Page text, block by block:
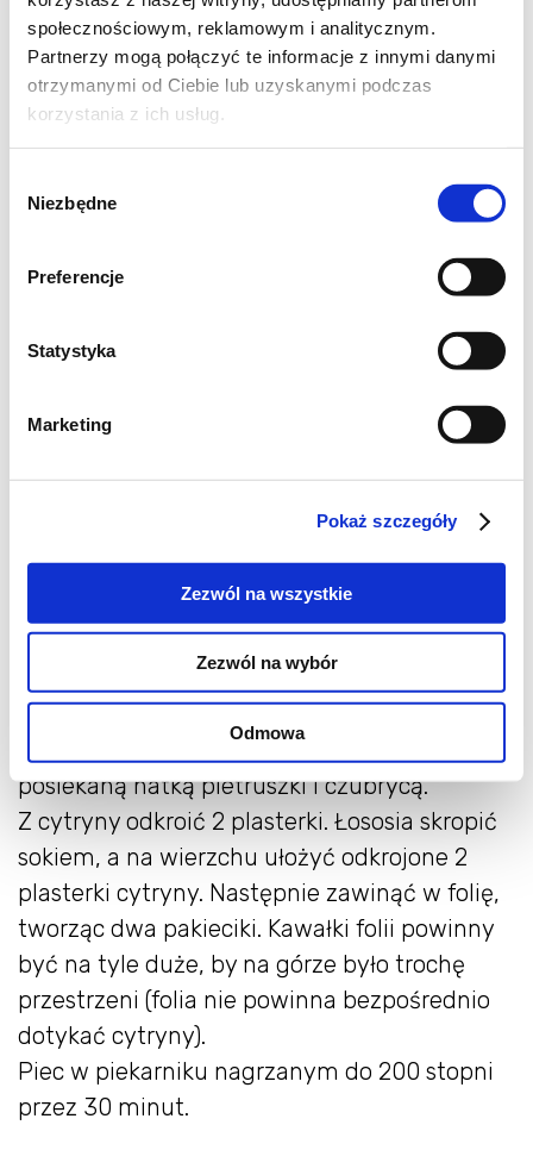
społecznościowym, reklamowym i analitycznym.
Partnerzy mogą połączyć te informacje z innymi danymi
otrzymanymi od Ciebie lub uzyskanymi podczas
korzystania z ich usług.
zgody
Niezbędne
Preferencje
Statystyka
Marketing
Pokaż szczegóły
Zezwól na wszystkie
Zezwól na wybór
Odmowa
ŁOSOŚ PIECZONY W FOLII
natka pietruszki,
zielona czubryca,
cytryna
Łososia umyć, osuszyć, ułożyć na kawałkach
posiekaną natką pietruszki i czubrycą.
Z cytryny odkroić 2 plasterki. Łososia skropić
sokiem, a na wierzchu ułożyć odkrojone 2
plasterki cytryny. Następnie zawinąć w folię,
tworząc dwa pakieciki. Kawałki folii powinny
być na tyle duże, by na górze było trochę
przestrzeni (folia nie powinna bezpośrednio
dotykać cytryny).
Piec w piekarniku nagrzanym do 200 stopni
przez 30 minut.